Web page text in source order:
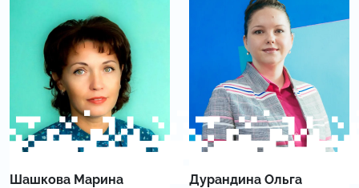
Шашкова Марина
Дурандина Ольга